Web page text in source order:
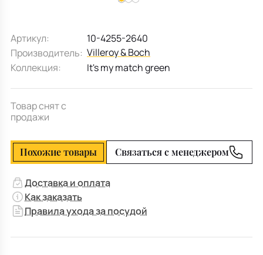
Артикул:
10-4255-2640
Производитель: Villeroy & Boch
Коллекция:
It's my match green
Товар снят с
продажи
Похожие товары Связаться с менеджером
Доставка и оплата
Как заказать
Правила ухода за посудой